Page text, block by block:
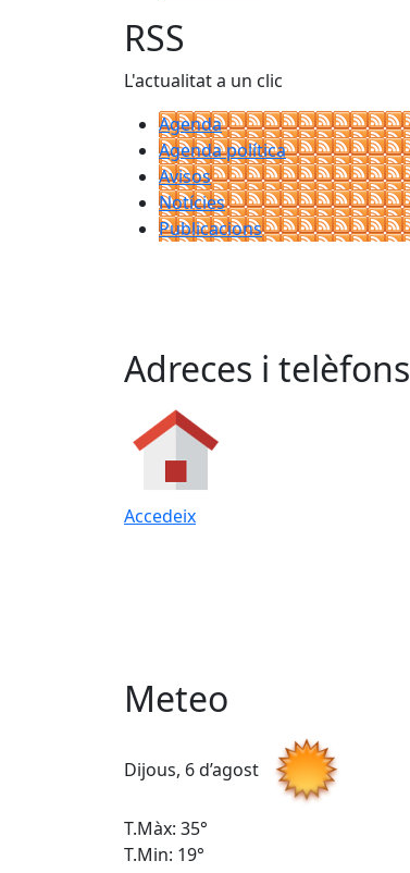
RSS
L'actualitat a un clic
Agenda
Agenda política
Avisos
Notícies
Publicacions
Adreces i telèfons
Accedeix
Meteo
Dijous, 6 d’agost
T.Màx: 35°
T.Min: 19°